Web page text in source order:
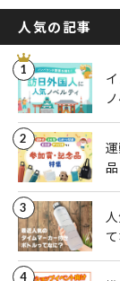
人気の記事
1
2
3
4